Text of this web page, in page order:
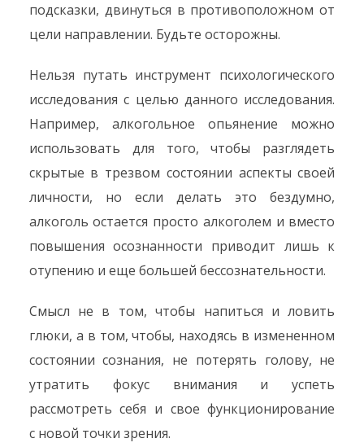
подсказки, двинуться в противоположном от
цели направлении. Будьте осторожны.
Нельзя путать инструмент психологического
исследования с целью данного исследования.
Например, алкогольное опьянение можно
использовать для того, чтобы разглядеть
скрытые в трезвом состоянии аспекты своей
личности, но если делать это бездумно,
алкоголь остается просто алкоголем и вместо
повышения осознанности приводит лишь к
отупению и еще большей бессознательности.
Смысл не в том, чтобы напиться и ловить
глюки, а в том, чтобы, находясь в измененном
состоянии сознания, не потерять голову, не
утратить фокус внимания и успеть
рассмотреть себя и свое функционирование
с новой точки зрения.